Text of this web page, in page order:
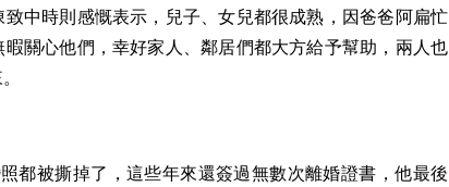
中時則感慨表示，兒子、女兒都很成熟，因爸爸阿扁忙
關心他們，幸好家人、鄰居們都大方給予幫助，兩人也
都被撕掉了，這些年來還簽過無數次離婚證書，他最後